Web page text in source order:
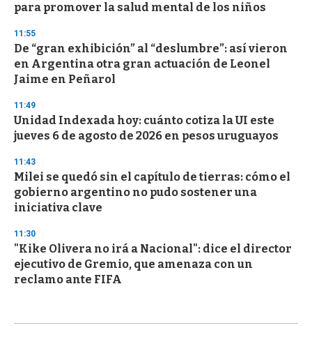
para promover la salud mental de los niños
11:55
De “gran exhibición” al “deslumbre”: así vieron
en Argentina otra gran actuación de Leonel
Jaime en Peñarol
11:49
Unidad Indexada hoy: cuánto cotiza la UI este
jueves 6 de agosto de 2026 en pesos uruguayos
11:43
Milei se quedó sin el capítulo de tierras: cómo el
gobierno argentino no pudo sostener una
iniciativa clave
11:30
"Kike Olivera no irá a Nacional": dice el director
ejecutivo de Gremio, que amenaza con un
reclamo ante FIFA